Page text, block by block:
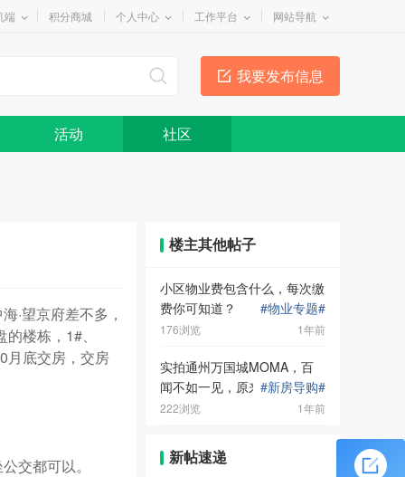
端 积分商城 个人中心 工作平台 网站导航
我要发布信息
活动 社区
望京府差不多，
楼栋，1#、
月底交房，交房
交都可以。
楼主其他帖子
小区物业费包含什么，每次缴
费你可知道？
#物业专题#
1年前
176浏览
实拍通州万国城MOMA，百
闻不如一见，原来真相是……
#新房导购#
1年前
222浏览
新帖速递